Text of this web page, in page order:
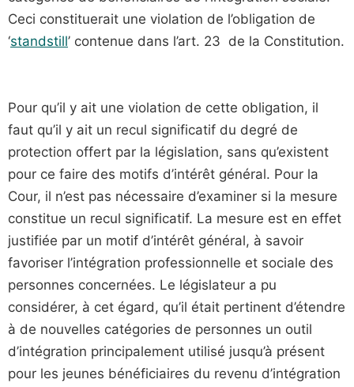
Ceci constituerait une violation de l’obligation de
‘standstill’ contenue dans l’art. 23 de la Constitution.
Pour qu’il y ait une violation de cette obligation, il
faut qu’il y ait un recul significatif du degré de
protection offert par la législation, sans qu’existent
pour ce faire des motifs d’intérêt général. Pour la
Cour, il n’est pas nécessaire d’examiner si la mesure
constitue un recul significatif. La mesure est en effet
justifiée par un motif d’intérêt général, à savoir
favoriser l’intégration professionnelle et sociale des
personnes concernées. Le législateur a pu
considérer, à cet égard, qu’il était pertinent d’étendre
à de nouvelles catégories de personnes un outil
d’intégration principalement utilisé jusqu’à présent
pour les jeunes bénéficiaires du revenu d’intégration